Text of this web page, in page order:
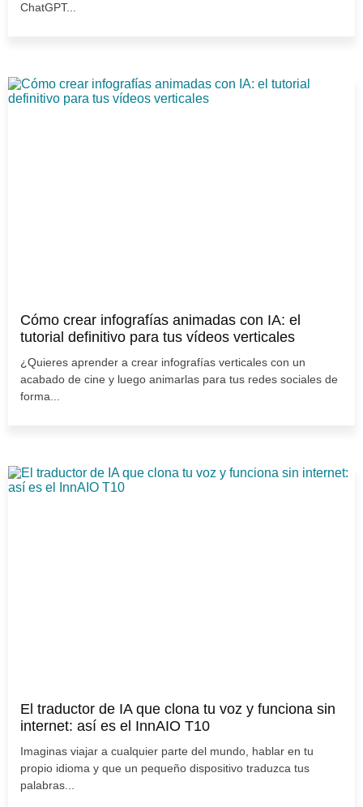
ChatGPT...
Cómo crear infografías animadas con IA: el
tutorial definitivo para tus vídeos verticales
¿Quieres aprender a crear infografías verticales con un
acabado de cine y luego animarlas para tus redes sociales de
forma...
El traductor de IA que clona tu voz y funciona sin
internet: así es el InnAIO T10
Imaginas viajar a cualquier parte del mundo, hablar en tu
propio idioma y que un pequeño dispositivo traduzca tus
palabras...